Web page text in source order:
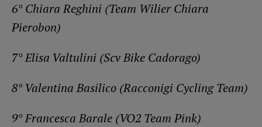
6° Chiara Reghini (Team Wilier Chiara
Pierobon)
7° Elisa Valtulini (Scv Bike Cadorago)
8° Valentina Basilico (Racconigi Cycling Team)
9° Francesca Barale (VO2 Team Pink)